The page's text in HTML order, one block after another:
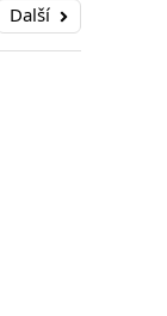
Další